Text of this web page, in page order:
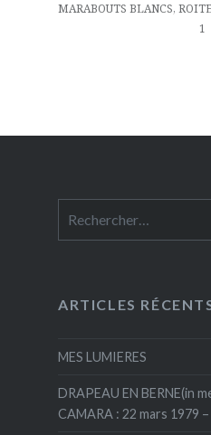
MARABOUTS BLANCS,
1
ARTICLES
MES LUMIERES
DRAPEAU EN BERNE(in
CAMARA : 22 mars 1979